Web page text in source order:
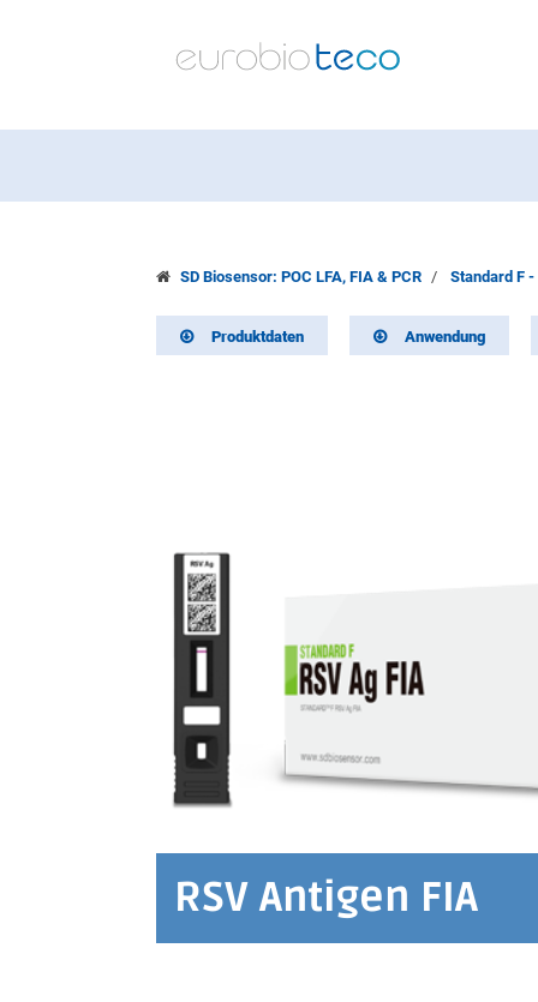
SD Biosensor: POC LFA, FIA & PCR Standard F -
Produktdaten Anwendung
RSV Antigen FIA